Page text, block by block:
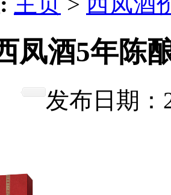
凤酒5年陈
发布日期：